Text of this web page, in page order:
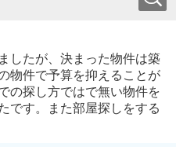
したが、決まった物件は築
物件で予算を抑えることが
の探し方ではで無い物件を
です。また部屋探しをする